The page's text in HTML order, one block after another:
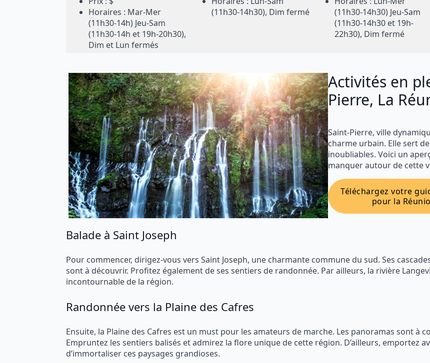
Horaires : Mar-Mer
(11h30-14h) Jeu-Sam
(11h30-14h et 19h-20h30),
Dim et Lun fermés
(11h30-14h30), Dim fermé
(11h30-14h30) Jeu-Sam
(11h30-14h30 et 19h-
22h30), Dim fermé
Activités en
Pierre, La
Saint-Pierre, ville
charme urbain. Elle sert
inoubliables. Voici un
manquer autour de cette
Téléchargez votre
pour la
Balade à Saint Joseph
Pour commencer, dirigez-vous vers Saint Joseph, une charmante commune du sud. Ses
sont à découvrir. Profitez également de ses sentiers de randonnée. Par ailleurs, la rivière
incontournable de la région.
Randonnée vers la Plaine des Cafres
Ensuite, la Plaine des Cafres est un must pour les amateurs de marche. Les panoramas sont à
Empruntez les sentiers balisés et admirez la flore unique de cette région. D’ailleurs, emportez
d’immortaliser ces paysages grandioses.